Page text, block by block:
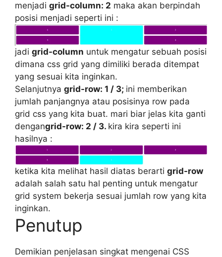
menjadi grid-column: 2 maka akan berpindah
posisi menjadi seperti ini :
jadi grid-column untuk mengatur sebuah posisi
dimana css grid yang dimiliki berada ditempat
yang sesuai kita inginkan.
Selanjutnya grid-row: 1 / 3; ini memberikan
jumlah panjangnya atau posisinya row pada
grid css yang kita buat. mari biar jelas kita ganti
dengangrid-row: 2 / 3. kira kira seperti ini
hasilnya :
ketika kita melihat hasil diatas berarti grid-row
adalah salah satu hal penting untuk mengatur
grid system bekerja sesuai jumlah row yang kita
inginkan.
Penutup
Demikian penjelasan singkat mengenai CSS